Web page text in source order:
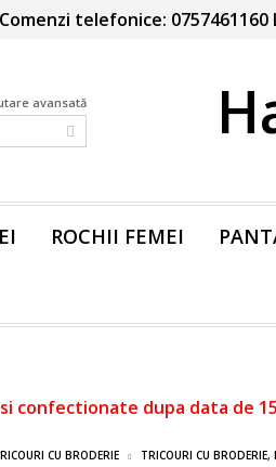
Comenzi telefonice: 0757461160
avansată
ROCHII FEMEI
confectionate dupa data de
CU BRODERIE TRICOURI CU BRODERIE,